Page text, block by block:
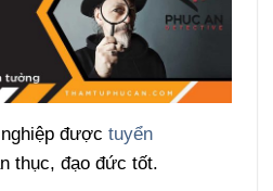
được tuyển
thục, đạo đức tốt.